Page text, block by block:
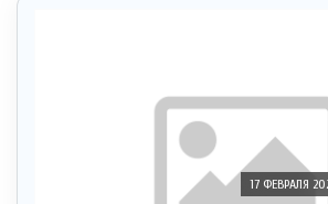
17 ФЕВРАЛЯ